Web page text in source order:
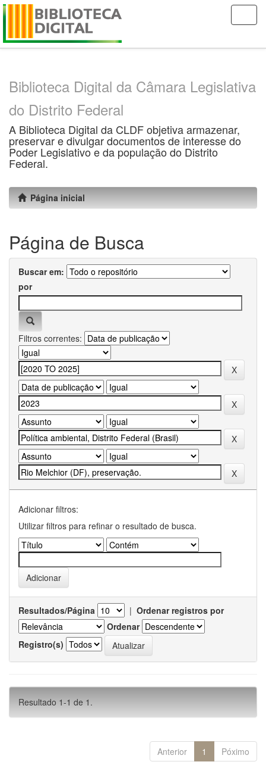
Skip
Biblioteca Digital da Câmara Legislativa
do Distrito Federal
A Biblioteca Digital da CLDF objetiva armazenar,
preservar e divulgar documentos de interesse do
Poder Legislativo e da população do Distrito
Federal.
Página inicial
Página de Busca
Buscar em:
por
Filtros correntes:
Adicionar filtros:
Utilizar filtros para refinar o resultado de busca.
Resultados/Página | Ordenar registros por
Ordenar
Registro(s)
Resultado 1-1 de 1.
Anterior 1 Póximo